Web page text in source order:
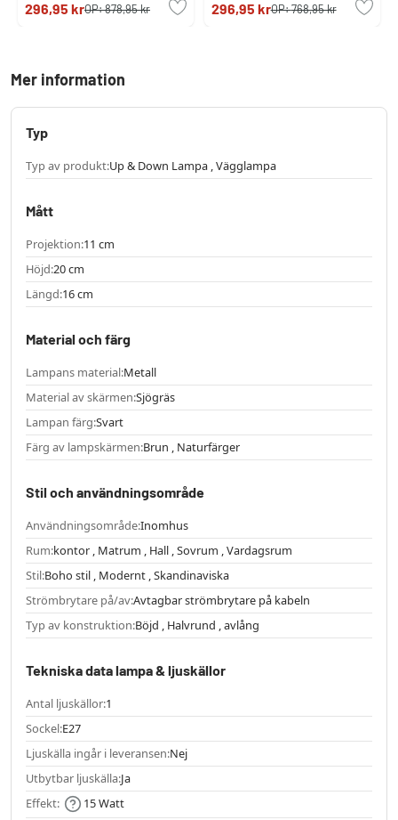
296,95 krOP:878,95 kr 296,95 krOP:768,95 kr
Mer information
Typ
Typ av produkt:Up & Down Lampa , Vägglampa
Mått
Projektion:11 cm
Höjd:20 cm
Längd:16 cm
Material och färg
Lampans material:Metall
Material av skärmen:Sjögräs
Lampan färg:Svart
Färg av lampskärmen:Brun , Naturfärger
Stil och användningsområde
Användningsområde:Inomhus
Rum:kontor , Matrum , Hall , Sovrum , Vardagsrum
Stil:Boho stil , Modernt , Skandinaviska
Strömbrytare på/av:Avtagbar strömbrytare på kabeln
Typ av konstruktion:Böjd , Halvrund , avlång
Tekniska data lampa & ljuskällor
Antal ljuskällor:1
Sockel:E27
Ljuskälla ingår i leveransen:Nej
Utbytbar ljuskälla:Ja
Effekt:
15 Watt